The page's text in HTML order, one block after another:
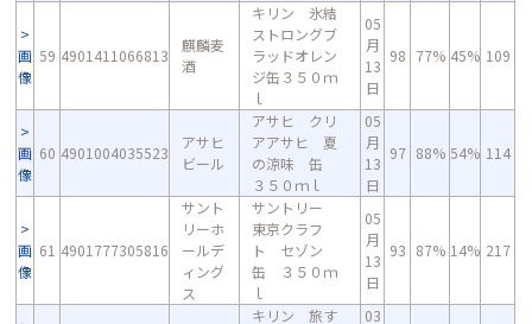
画
像
59 4901411066813
麒麟麦
酒
キリン 氷結
ストロングブ
ラッドオレン
ジ缶３５０ｍ
ｌ
05
月
13
日
98 77% 45% 109
画
像
60 4901004035523
アサヒ
ビール
アサヒ クリ
アアサヒ 夏
の涼味 缶
３５０ｍｌ
05
月
13
日
97 88% 54% 114
画
像
61 4901777305816
サント
リーホ
ールデ
ィング
ス
サントリー
東京クラフ
ト セゾン
缶 ３５０ｍ
ｌ
05
月
13
日
93 87% 14% 217
キリン 旅す 03